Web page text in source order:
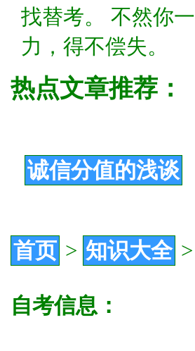
找替考。 不然你
力，得不偿失。
热点文章推荐：
诚信分值的浅谈
首页 > 知识大全 >
自考信息：